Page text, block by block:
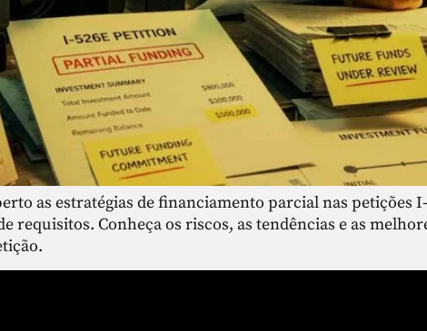
as estratégias de financiamento parcial nas petições
requisitos. Conheça os riscos, as tendências e as